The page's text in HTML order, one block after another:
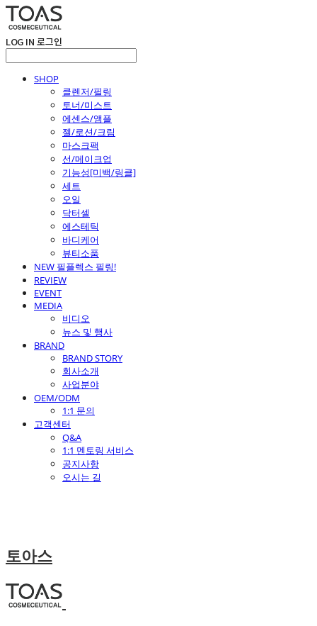
LOG IN 로그인
SHOP
클렌저/필링
토너/미스트
에센스/앰플
젤/로션/크림
마스크팩
선/메이크업
기능성[미백/링클]
세트
오일
닥터셀
에스테틱
바디케어
뷰티소품
NEW 필플렉스 필링!
REVIEW
EVENT
MEDIA
비디오
뉴스 및 행사
BRAND
BRAND STORY
회사소개
사업분야
OEM/ODM
1:1 문의
고객센터
Q&A
1:1 멘토링 서비스
공지사항
오시는 길
토아스